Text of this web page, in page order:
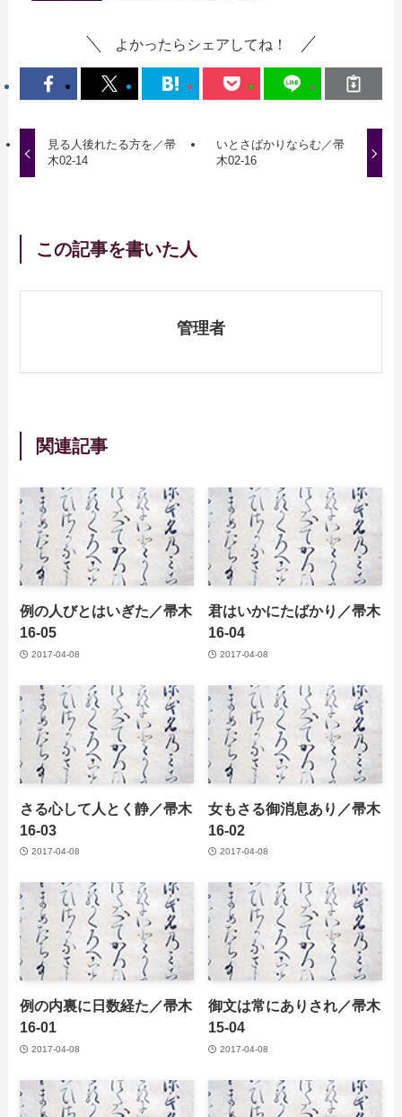
よかったらシェアしてね！
見る人後れたる方を／帚
木02-14
いとさばかりならむ／帚
木02-16
この記事を書いた人
管理者
関連記事
例の人びとはいぎた／帚木
16-05
2017-04-08
君はいかにたばかり／帚木
16-04
2017-04-08
さる心して人とく静／帚木
16-03
2017-04-08
女もさる御消息あり／帚木
16-02
2017-04-08
例の内裏に日数経た／帚木
16-01
2017-04-08
御文は常にありされ／帚木
15-04
2017-04-08